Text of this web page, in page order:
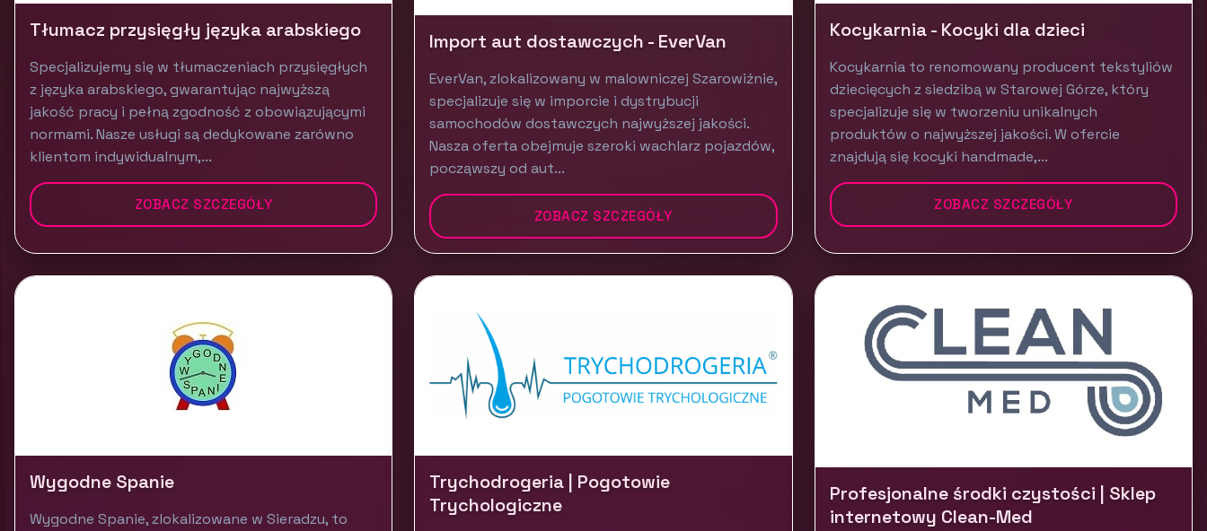
Tłumacz przysięgły języka arabskiego
Specjalizujemy się w tłumaczeniach przysięgłych
z języka arabskiego, gwarantując najwyższą
jakość pracy i pełną zgodność z obowiązującymi
normami. Nasze usługi są dedykowane zarówno
klientom indywidualnym,...
ZOBACZ SZCZEGÓŁY
Import aut dostawczych - EverVan
EverVan, zlokalizowany w malowniczej Szarowiźnie,
specjalizuje się w imporcie i dystrybucji
samochodów dostawczych najwyższej jakości.
Nasza oferta obejmuje szeroki wachlarz pojazdów,
począwszy od aut...
ZOBACZ SZCZEGÓŁY
Kocykarnia - Kocyki dla dzieci
Kocykarnia to renomowany producent tekstyliów
dziecięcych z siedzibą w Starowej Górze, który
specjalizuje się w tworzeniu unikalnych
produktów o najwyższej jakości. W ofercie
znajdują się kocyki handmade,...
ZOBACZ SZCZEGÓŁY
Wygodne Spanie
Wygodne Spanie, zlokalizowane w Sieradzu, to
Trychodrogeria | Pogotowie
Trychologiczne
Profesjonalne środki czystości | Sklep
internetowy Clean-Med